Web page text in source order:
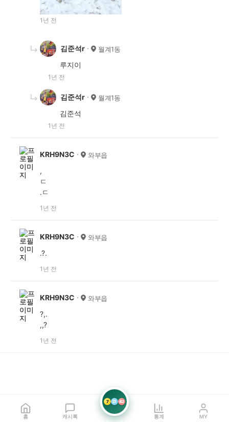
1년 전
김준석r 월계1동
루지이
1년 전
김준석r 월계1동
김준석
1년 전
KRH9N3C 와부읍
,
ㄷ
.ㄷ
1년 전
KRH9N3C 와부읍
.?.
1년 전
KRH9N3C 와부읍
?,.
,,?
1년 전
홈 캐시톡
7 21 42
통계 MY